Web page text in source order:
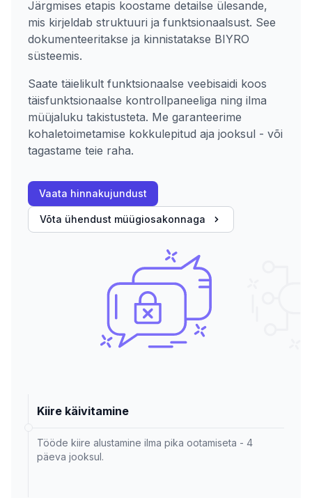
Järgmises etapis koostame detailse ülesande,
mis kirjeldab struktuuri ja funktsionaalsust. See
dokumenteeritakse ja kinnistatakse BIYRO
süsteemis.
Saate täielikult funktsionaalse veebisaidi koos
täisfunktsionaalse kontrollpaneeliga ning ilma
müüjaluku takistusteta. Me garanteerime
kohaletoimetamise kokkulepitud aja jooksul - või
tagastame teie raha.
Vaata hinnakujundust
Võta ühendust müügiosakonnaga
Kiire käivitamine
Tööde kiire alustamine ilma pika ootamiseta - 4
päeva jooksul.